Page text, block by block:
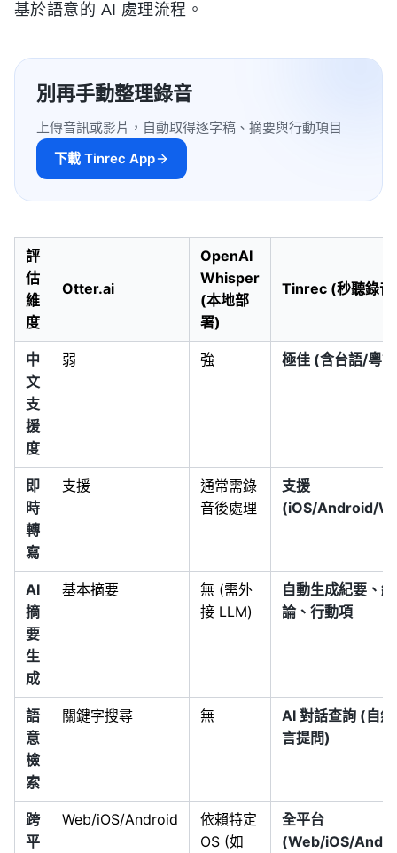
基於語意的 AI 處理流程。
別再手動整理錄音
上傳音訊或影片，自動取得逐字稿、摘要與行動項目
下載 Tinrec App
評
估
維
度
Otter.ai
OpenAI
Whisper
(本地部
署)
Tinrec (秒聽錄
中
文
支
援
度
弱 強 極佳 (含台語/粵
即
時
轉
寫
支援
通常需錄
音後處理
支援
(iOS/Android/
AI
摘
要
生
成
基本摘要
無 (需外
接 LLM)
自動生成紀要、結
論、行動項
語
意
檢
索
關鍵字搜尋 無
AI 對話查詢 (自
言提問)
跨
平
Web/iOS/Android
依賴特定
OS (如
全平台
(Web/iOS/